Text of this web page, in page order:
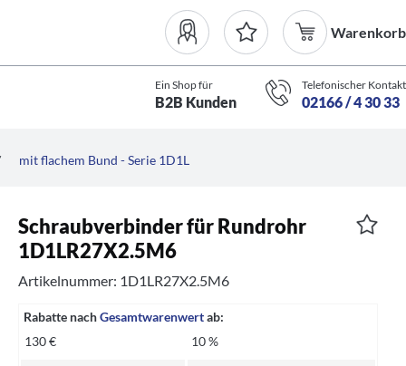
Warenkorb
Ein Shop für
B2B Kunden
Telefonischer Kontakt
02166 / 4 30 33
mit flachem Bund - Serie 1D1L
Schraubverbinder für Rundrohr
1D1LR27X2.5M6
Artikelnummer: 1D1LR27X2.5M6
Rabatte nachGesamtwarenwertab:
130 €
10 %